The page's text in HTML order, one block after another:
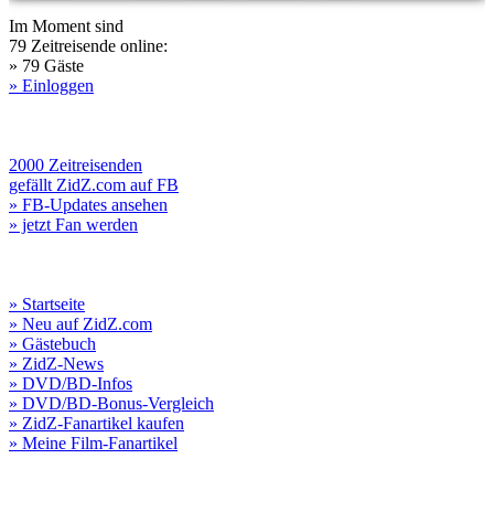
Im Moment sind
79 Zeitreisende online:
» 79 Gäste
» Einloggen
2000 Zeitreisenden
gefällt ZidZ.com auf FB
» FB-Updates ansehen
» jetzt Fan werden
» Startseite
» Neu auf ZidZ.com
» Gästebuch
» ZidZ-News
» DVD/BD-Infos
» DVD/BD-Bonus-Vergleich
» ZidZ-Fanartikel kaufen
» Meine Film-Fanartikel